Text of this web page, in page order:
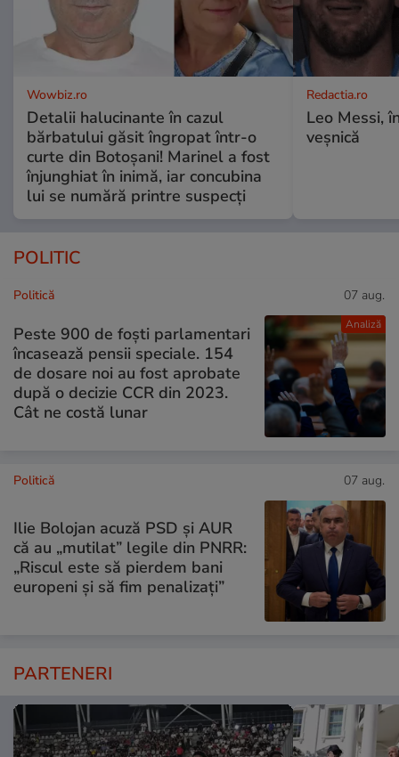
Wowbiz.ro
Detalii halucinante în cazul
bărbatului găsit îngropat într-o
curte din Botoșani! Marinel a fost
înjunghiat în inimă, iar concubina
lui se numără printre suspecți
Redactia.ro
Leo Messi,
veșnică
POLITIC
Analiză
Politică 07 aug.
Peste 900 de foști parlamentari
încasează pensii speciale. 154
de dosare noi au fost aprobate
după o decizie CCR din 2023.
Cât ne costă lunar
Politică 07 aug.
Ilie Bolojan acuză PSD și AUR
că au „mutilat” legile din PNRR:
„Riscul este să pierdem bani
europeni și să fim penalizați”
PARTENERI